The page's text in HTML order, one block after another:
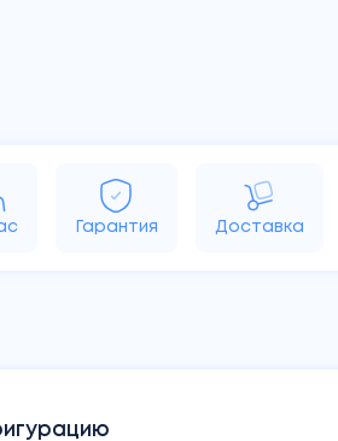
Гарантия Доставка
iMac Apple TV